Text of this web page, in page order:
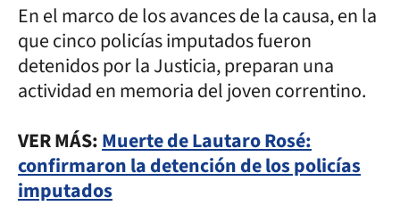
En el marco de los avances de la causa, en la
que cinco policías imputados fueron
detenidos por la Justicia, preparan una
actividad en memoria del joven correntino.
VER MÁS:Muerte de Lautaro Rosé:
confirmaron la detención de los policías
imputados